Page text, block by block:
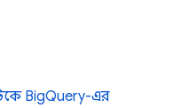
BigQuery-এর